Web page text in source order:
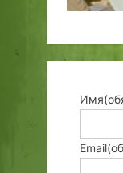
Имя
Email